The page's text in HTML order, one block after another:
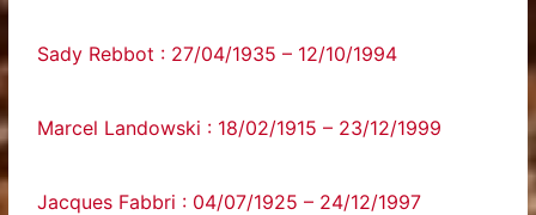
Sady Rebbot : 27/04/1935 – 12/10/1994
Marcel Landowski : 18/02/1915 – 23/12/1999
Jacques Fabbri : 04/07/1925 – 24/12/1997